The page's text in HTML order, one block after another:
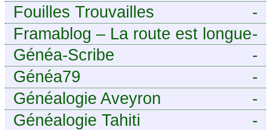
-
Fouilles Trouvailles
-
Framablog – La route est longue
mais la voie est libre…
-
Généa-Scribe
-
Généa79
-
Généalogie Aveyron
-
Généalogie Tahiti